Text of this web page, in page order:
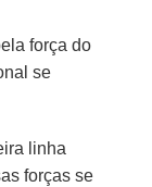
força do
se
linha
forças se